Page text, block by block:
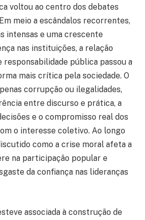
voltou ao centro dos debates
meio a escândalos recorrentes,
intensas e uma crescente
nas instituições, a relação
pública passou a
mais crítica pela sociedade. O
corrupção ou ilegalidades,
entre discurso e prática, a
e o compromisso real dos
o interesse coletivo. Ao longo
como a crise moral afeta a
na participação popular e
da confiança nas lideranças
associada à construção de